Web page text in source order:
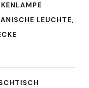
LEUCHTE,